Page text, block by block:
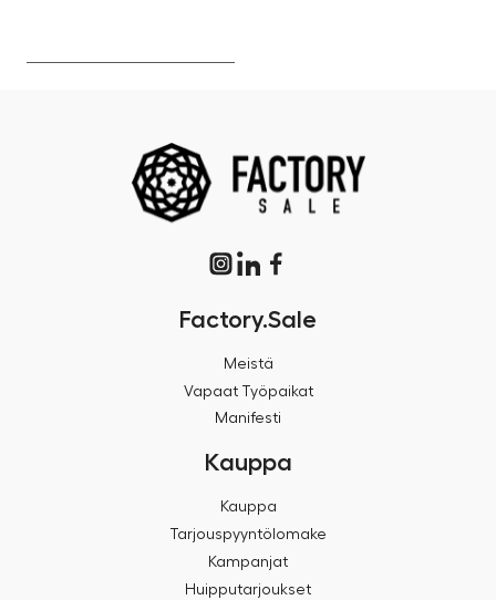
Factory.Sale
Meistä
Vapaat Työpaikat
Manifesti
Kauppa
Kauppa
Tarjouspyyntölomake
Kampanjat
Huipputarjoukset